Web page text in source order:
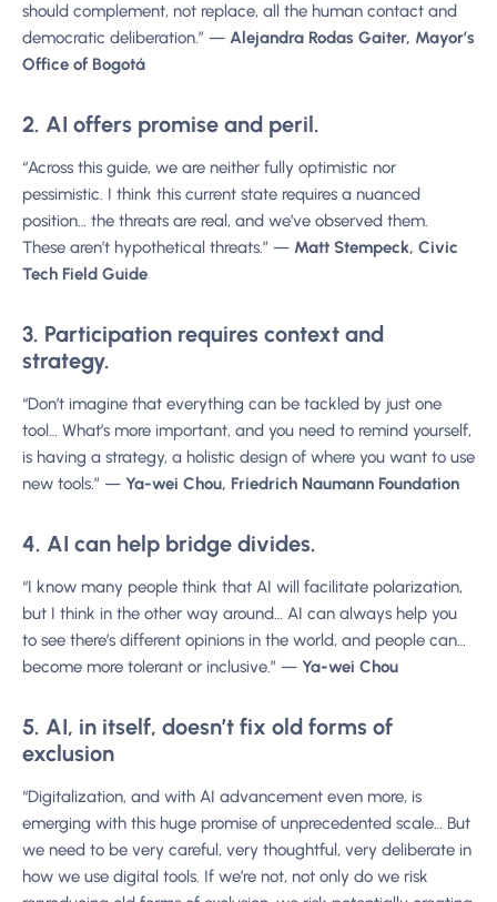
should complement, not replace, all the human contact and
democratic deliberation.” — Alejandra Rodas Gaiter, Mayor’s
Office of Bogotá
2. AI offers promise and peril.
“Across this guide, we are neither fully optimistic nor
pessimistic. I think this current state requires a nuanced
position… the threats are real, and we’ve observed them.
These aren’t hypothetical threats.” — Matt Stempeck, Civic
Tech Field Guide
3. Participation requires context and
strategy.
“Don’t imagine that everything can be tackled by just one
tool… What’s more important, and you need to remind yourself,
is having a strategy, a holistic design of where you want to use
new tools.” — Ya-wei Chou, Friedrich Naumann Foundation
4. AI can help bridge divides.
“I know many people think that AI will facilitate polarization,
but I think in the other way around… AI can always help you
to see there’s different opinions in the world, and people can…
become more tolerant or inclusive.” — Ya-wei Chou
5. AI, in itself, doesn’t fix old forms of
exclusion
“Digitalization, and with AI advancement even more, is
emerging with this huge promise of unprecedented scale… But
we need to be very careful, very thoughtful, very deliberate in
how we use digital tools. If we’re not, not only do we risk